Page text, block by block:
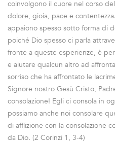
coinvolgono il cuore nel corso
dolore, gioia, pace e
appaiono spesso sotto forma di
poiché Dio spesso ci parla
fronte a queste esperienze, è
e aiutare qualcun altro ad
sorriso che ha affrontato le
Signore nostro Gesù Cristo,
consolazione! Egli ci consola in
possiamo anche noi consolare
di afflizione con la consolazione
da Dio. (2 Corinzi 1, 3-4)